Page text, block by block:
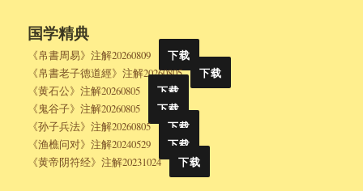
国学精典
《帛書周易》注解20260809
下载
《帛書老子德道經》注解20260805
下载
《黄石公》注解20260805
下载
《鬼谷子》注解20260805
下载
《孙子兵法》注解20260805
下载
《渔樵问对》注解20240529
下载
《黄帝阴符经》注解20231024
下载